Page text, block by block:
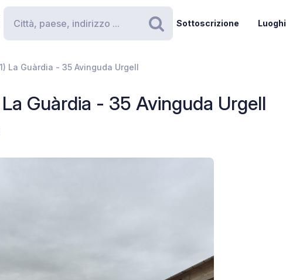
Ricerca
Sottoscrizione Luoghi
La Guàrdia - 35 Avinguda Urgell
Guàrdia - 35 Avinguda Urgell